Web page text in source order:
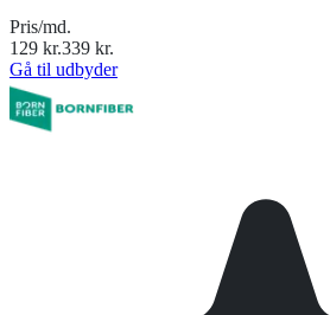
Pris/md.
129 kr.339 kr.
Gå til udbyder